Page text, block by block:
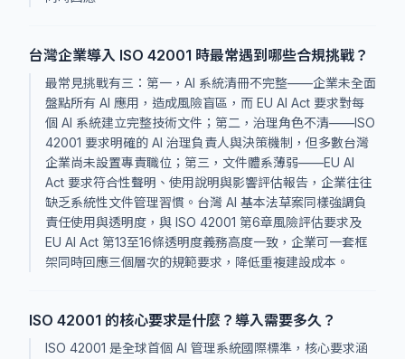
台灣企業導入 ISO 42001 時最常遇到哪些合規挑戰？
最常見挑戰有三：第一，AI 系統清冊不完整——企業未全面
盤點所有 AI 應用，造成風險盲區，而 EU AI Act 要求對每
個 AI 系統建立完整技術文件；第二，治理角色不清——ISO
42001 要求明確的 AI 治理負責人與決策機制，但多數台灣
企業尚未設置專責職位；第三，文件體系薄弱——EU AI
Act 要求符合性聲明、使用說明與影響評估報告，企業往往
缺乏系統性文件管理習慣。台灣 AI 基本法草案同樣強調負
責任使用與透明度，與 ISO 42001 第6章風險評估要求及
EU AI Act 第13至16條透明度義務高度一致，企業可一套框
架同時回應三個層次的規範要求，降低重複建設成本。
ISO 42001 的核心要求是什麼？導入需要多久？
ISO 42001 是全球首個 AI 管理系統國際標準，核心要求涵